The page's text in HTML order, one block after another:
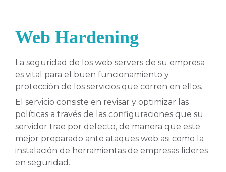
Web Hardening
La seguridad de los web servers de su empresa
es vital para el buen funcionamiento y
protección de los servicios que corren en ellos.
El servicio consiste en revisar y optimizar las
políticas a través de las configuraciones que su
servidor trae por defecto, de manera que este
mejor preparado ante ataques web asi como la
instalación de herramientas de empresas lideres
en seguridad.